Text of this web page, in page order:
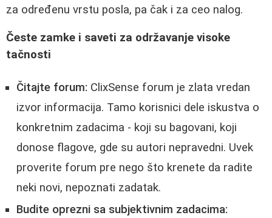
za određenu vrstu posla, pa čak i za ceo nalog.
Česte zamke i saveti za održavanje visoke
tačnosti
Čitajte forum: ClixSense forum je zlata vredan
izvor informacija. Tamo korisnici dele iskustva o
konkretnim zadacima - koji su bagovani, koji
donose flagove, gde su autori nepravedni. Uvek
proverite forum pre nego što krenete da radite
neki novi, nepoznati zadatak.
Budite oprezni sa subjektivnim zadacima: